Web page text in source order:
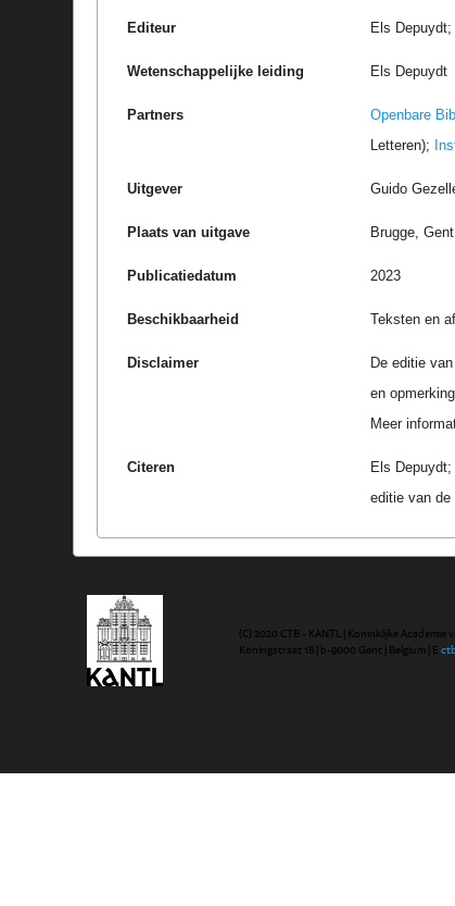
Editeur Els
Wetenschappelijke leiding Els Depuydt
Partners Openbare
Letteren);
Uitgever Guido
Plaats van uitgave Brugge, Gent
Publicatiedatum 2023
Beschikbaarheid Teksten en
Disclaimer
De editie
en
Meer
Citeren
Els
editie van de
(C) 2020 CTB - KANTL | Koninklijke
Koningstraat 18 | b-9000 Gent | Belgium | E